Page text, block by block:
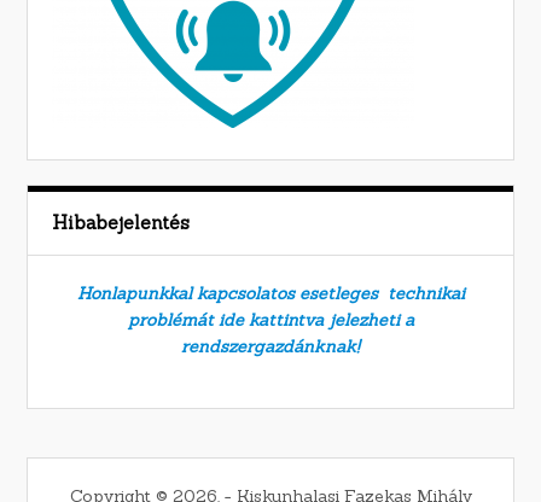
Hibabejelentés
Honlapunkkal kapcsolatos esetleges technikai
problémát ide kattintva jelezheti a
rendszergazdánknak!
Copyright © 2026. − Kiskunhalasi Fazekas Mihály